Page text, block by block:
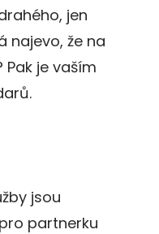
jen
najevo, že na
Pak je vaším
jsou
partnerku